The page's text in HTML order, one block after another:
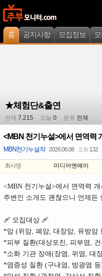
홈 공지사항 모집정보
★체험단&출연
전체 7,215 오늘 0 분류 전체
<MBN 천기누설>에서 면역력
MBN천기누설작 2026.06.08 조회 132
회사명 미디어엔에이
<MBN 천기누설>에서 면역력
주변인 소개도 괜찮으니 언제든
🩹 모집대상 🩹
*암 (위암, 폐암, 대장암, 유방암
*피부 질환(대상포진, 피부염,
*소화 기관 장애(장염, 위염, 대
*염증성 질환 (구내염, 방광염 등